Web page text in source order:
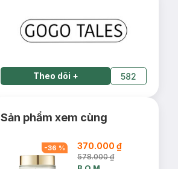
Theo dõi + 582
Sản phẩm xem cùng
-36 % 370.000 ₫
578.000 ₫